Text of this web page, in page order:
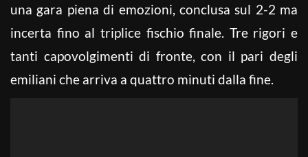
una gara piena di emozioni, conclusa sul 2-2 ma
incerta fino al triplice fischio finale. Tre rigori e
tanti capovolgimenti di fronte, con il pari degli
emiliani che arriva a quattro minuti dalla fine.